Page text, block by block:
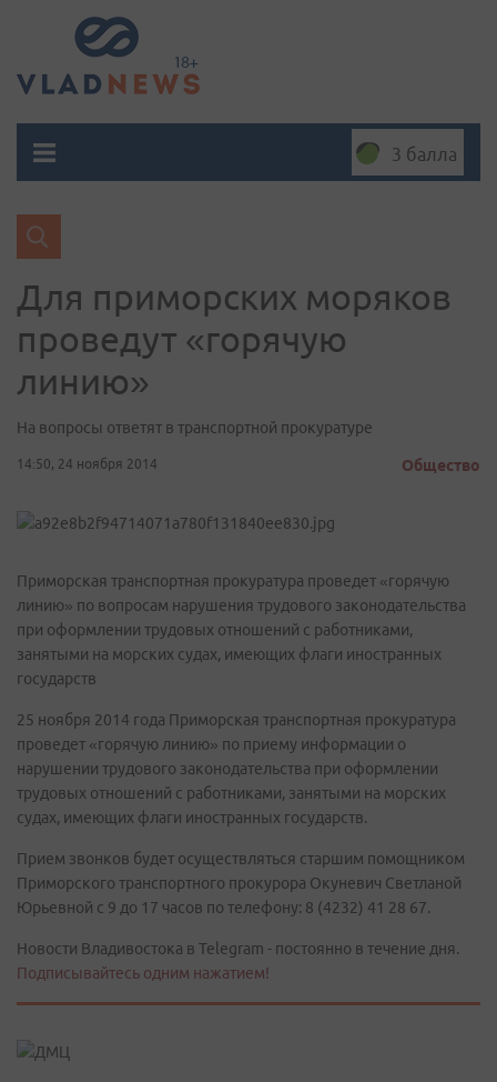
3 балла
Для приморских моряков
проведут «горячую
линию»
На вопросы ответят в транспортной прокуратуре
14:50, 24 ноября 2014 Общество
Приморская транспортная прокуратура проведет «горячую
линию» по вопросам нарушения трудового законодательства
при оформлении трудовых отношений с работниками,
занятыми на морских судах, имеющих флаги иностранных
государств
25 ноября 2014 года Приморская транспортная прокуратура
проведет «горячую линию» по приему информации о
нарушении трудового законодательства при оформлении
трудовых отношений с работниками, занятыми на морских
судах, имеющих флаги иностранных государств.
Прием звонков будет осуществляться старшим помощником
Приморского транспортного прокурора Окуневич Светланой
Юрьевной с 9 до 17 часов по телефону: 8 (4232) 41 28 67.
Новости Владивостока в Telegram - постоянно в течение дня.
Подписывайтесь одним нажатием!